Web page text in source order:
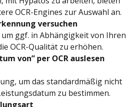
OCR-Engines zur Auswahl an.
versuchen
ggf. in Abhängigkeit von Ihren
OCR-Qualität zu erhöhen.
von” per OCR auslesen
um das standardmäßig nicht
zu bestimmen.